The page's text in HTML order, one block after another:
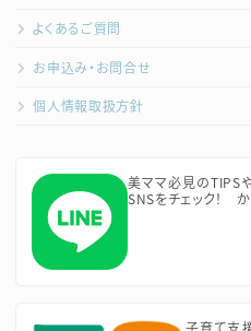
よくあるご質問
お申込み・お問合せ
個人情報取扱方針
美ママ必見のTIPS
SNSをチェック！ か
子育て支